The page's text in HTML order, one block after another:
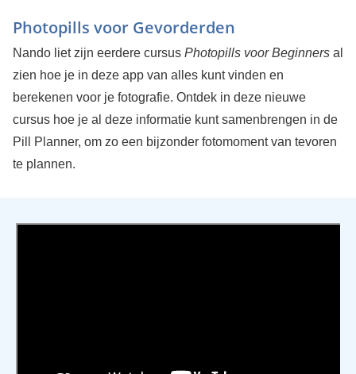
Photopills voor Gevorderden
Nando liet zijn eerdere cursus Photopills voor Beginnersal
zien hoe je in deze app van alles kunt vinden en
berekenen voor je fotografie. Ontdek in deze nieuwe
cursus hoe je al deze informatie kunt samenbrengen in de
Pill Planner, om zo een bijzonder fotomoment van tevoren
te plannen.